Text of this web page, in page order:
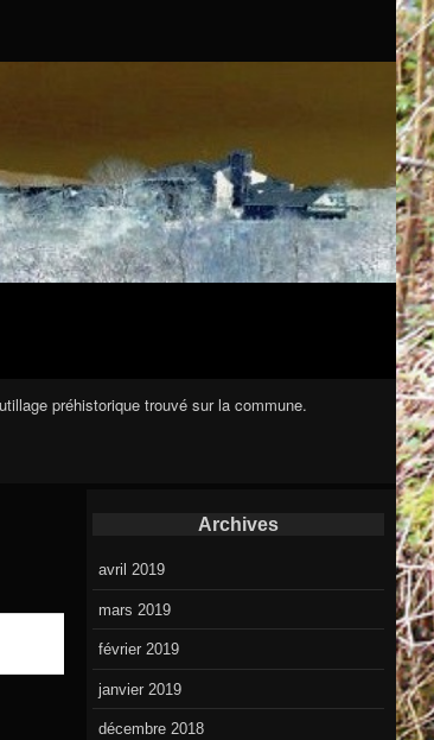
préhistorique trouvé sur la commune.
Archives
avril 2019
mars 2019
février 2019
janvier 2019
décembre 2018